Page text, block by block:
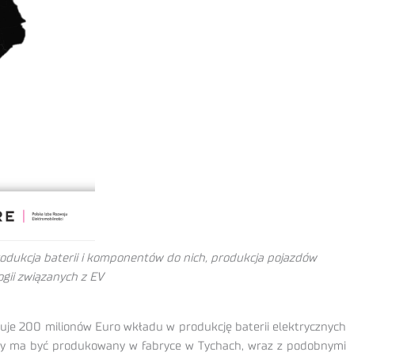
baterii i komponentów do nich, produkcja pojazdów
związanych z EV
200 milionów Euro wkładu w produkcję baterii elektrycznych
ma być produkowany w fabryce w Tychach, wraz z podobnymi